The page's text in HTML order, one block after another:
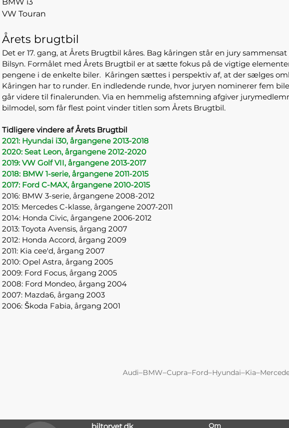
VW Touran
Årets brugtbil
Det er 17. gang, at Årets Brugtbil kåres. Bag kåringen står en jury
Bilsyn. Formålet med Årets Brugtbil er at sætte fokus på de vigtige
pengene i de enkelte biler. Kåringen sættes i perspektiv af, at der sælges
Kåringen har to runder. En indledende runde, hvor juryen nominerer fem
går videre til finalerunden. Via en hemmelig afstemning afgiver
bilmodel, som får flest point vinder titlen som Årets Brugtbil.
Tidligere vindere af Årets Brugtbil
2021: Hyundai i30, årgangene 2013-2018
2020: Seat Leon, årgangene 2012-2020
2019: VW Golf VII, årgangene 2013-2017
2018: BMW 1-serie, årgangene 2011-2015
2017: Ford C-MAX, årgangene 2010-2015
2016: BMW 3-serie, årgangene 2008-2012
2015: Mercedes C-klasse, årgangene 2007-2011
2014: Honda Civic, årgangene 2006-2012
2013: Toyota Avensis, årgang 2007
2012: Honda Accord, årgang 2009
2011: Kia cee'd, årgang 2007
2010: Opel Astra, årgang 2005
2009: Ford Focus, årgang 2005
2008: Ford Mondeo, årgang 2004
2007: Mazda6, årgang 2003
2006: Škoda Fabia, årgang 2001
Audi–BMW–Cupra–Ford–Hyundai–Kia–
Om